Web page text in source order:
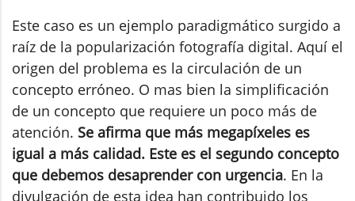
Este caso es un ejemplo paradigmático surgido a
raíz de la popularización fotografía digital. Aquí el
origen del problema es la circulación de un
concepto erróneo. O mas bien la simplificación
de un concepto que requiere un poco más de
atención. Se afirma que más megapíxeles es
igual a más calidad. Este es el segundo concepto
que debemos desaprender con urgencia. En la
divulgación de esta idea han contribuido los